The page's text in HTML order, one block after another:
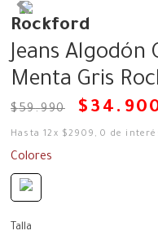
Rockford
Jeans Algodón
Menta Gris
$59.990 $ 34 .
Hasta12 x $2909 ,0 de
Colores
Talla